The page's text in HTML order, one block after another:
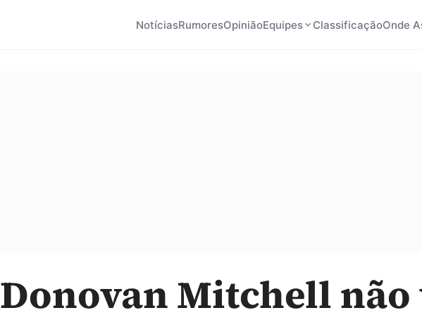
NotíciasRumoresOpiniãoEquipes ClassificaçãoOnde
Donovan Mitchell não